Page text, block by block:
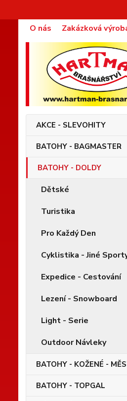
O nás Zakázková
AKCE - SLEVOHITY
BATOHY - BAGMASTER
BATOHY - DOLDY
Dětské
Turistika
Pro Každý Den
Cyklistika - Jiné
Expedice - Cestování
Lezení - Snowboard
Light - Serie
Outdoor Návleky
BATOHY - KOŽENÉ -
BATOHY - TOPGAL